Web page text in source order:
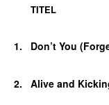
TITEL
1.
Don’t You
2.
Alive and